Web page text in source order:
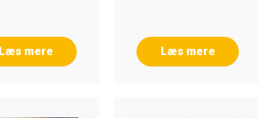
mere Læs mere